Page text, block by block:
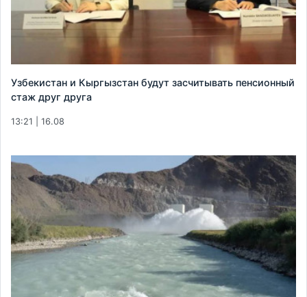
Узбекистан и Кыргызстан будут засчитывать пенсионный
стаж друг друга
13:21 | 16.08